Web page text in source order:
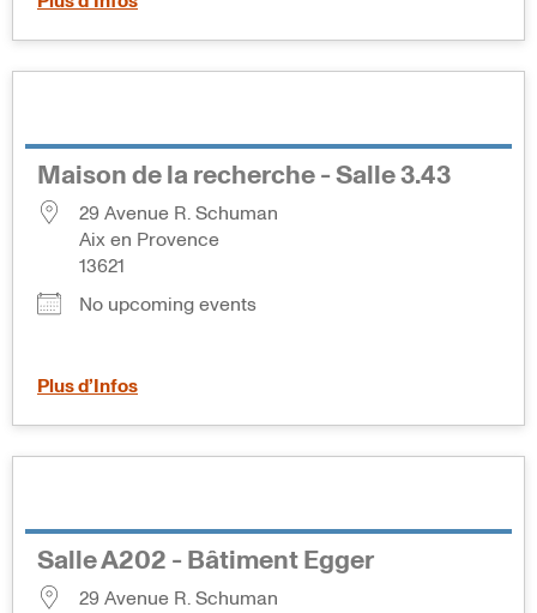
Maison de la recherche - Salle 3.43
29 Avenue R. Schuman
Aix en Provence
13621
No upcoming events
Plus d’Infos
Salle A202 - Bâtiment Egger
29 Avenue R. Schuman